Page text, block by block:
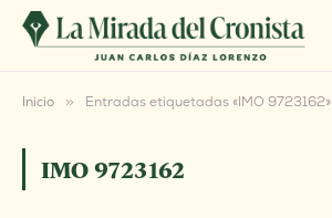
Inicio » Entradas etiquetadas «IMO 9723162»
IMO 9723162